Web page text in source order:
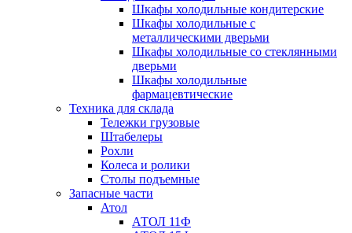
Шкафы холодильные кондитерские
Шкафы холодильные с
металлическими дверьми
Шкафы холодильные со стеклянными
дверьми
Шкафы холодильные
фармацевтические
Техника для склада
Тележки грузовые
Штабелеры
Рохли
Колеса и ролики
Столы подъемные
Запасные части
Атол
АТОЛ 11Ф